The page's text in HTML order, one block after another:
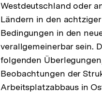
Westdeutschland oder
Ländern in den
Bedingungen in den
verallgemeinerbar sein.
folgenden
Beobachtungen der
Arbeitsplatzabbaus in